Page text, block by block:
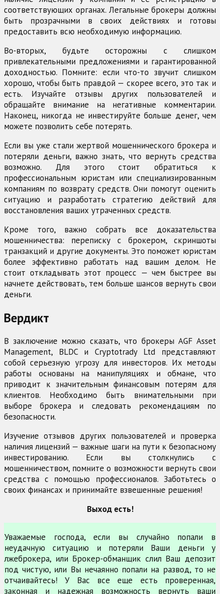
соответствующих органах. Легальные брокеры должны
быть прозрачными в своих действиях и готовы
предоставить всю необходимую информацию.
Во-вторых, будьте осторожны с слишком
привлекательными предложениями и гарантированной
доходностью. Помните: если что-то звучит слишком
хорошо, чтобы быть правдой — скорее всего, это так и
есть. Изучайте отзывы других пользователей и
обращайте внимание на негативные комментарии.
Наконец, никогда не инвестируйте больше денег, чем
можете позволить себе потерять.
Если вы уже стали жертвой мошеннического брокера и
потеряли деньги, важно знать, что вернуть средства
возможно. Для этого стоит обратиться к
профессиональным юристам или специализированным
компаниям по возврату средств. Они помогут оценить
ситуацию и разработать стратегию действий для
восстановления ваших утраченных средств.
Кроме того, важно собрать все доказательства
мошенничества: переписку с брокером, скриншоты
транзакций и другие документы. Это поможет юристам
более эффективно работать над вашим делом. Не
стоит откладывать этот процесс — чем быстрее вы
начнете действовать, тем больше шансов вернуть свои
деньги.
Вердикт
В заключение можно сказать, что брокеры AGF Asset
Management, BLDC и Cryptotrady Ltd представляют
собой серьезную угрозу для инвесторов. Их методы
работы основаны на манипуляциях и обмане, что
приводит к значительным финансовым потерям для
клиентов. Необходимо быть внимательными при
выборе брокера и следовать рекомендациям по
безопасности.
Изучение отзывов других пользователей и проверка
наличия лицензий — важные шаги на пути к безопасному
инвестированию. Если вы столкнулись с
мошенничеством, помните о возможности вернуть свои
средства с помощью профессионалов. Заботьтесь о
своих финансах и принимайте взвешенные решения!
Выход есть!
Уважаемые господа, если вы случайно попали в
неудачную ситуацию и потеряли Ваши деньги у
лжеброкера, или Брокер-обманщик слил Ваш депозит
под чистую, или Вы нечаянно попали на развод, то не
отчаивайтесь! У Вас все еще есть проверенная,
законная и надежная возможность вернуть ваши